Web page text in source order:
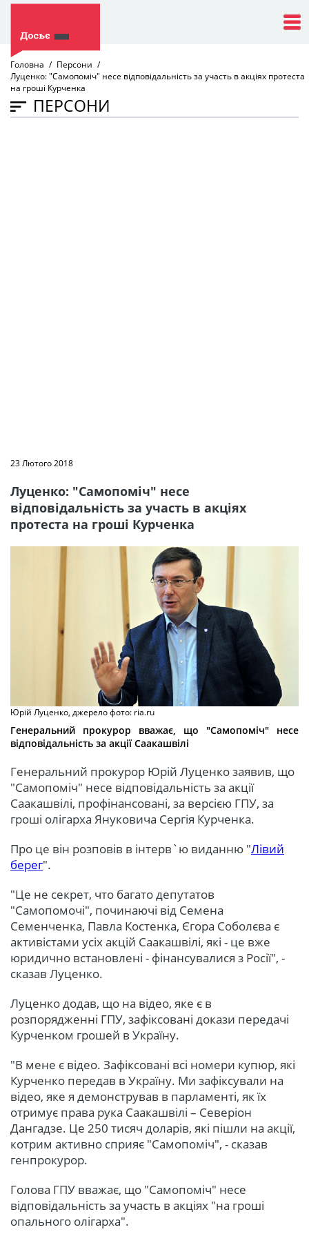
Головна
Персони
Луценко: "Самопоміч" несе відповідальність за участь в акціях протеста
на гроші Курченка
ПЕРСОНИ
23 Лютого 2018
Луценко: "Самопоміч" несе
відповідальність за участь в акціях
протеста на гроші Курченка
Юрій Луценко, джерело фото: ria.ru
Генеральний прокурор вважає, що "Самопоміч" несе
відповідальність за акції Саакашвілі
Генеральний прокурор Юрій Луценко заявив, що
"Самопоміч" несе відповідальність за акції
Саакашвілі, профінансовані, за версією ГПУ, за
гроші олігарха Януковича Сергія Курченка.
Про це він розповів в інтерв`ю виданню "Лівий
берег".
"Це не секрет, что багато депутатов
"Самопомочі", починаючі від Семена
Семенченка, Павла Костенка, Єгора Соболєва є
активістами усіх акцій Саакашвілі, які - це вже
юридично встановлені - фінансувалися з Росії", -
сказав Луценко.
Луценко додав, що на відео, яке є в
розпорядженні ГПУ, зафіксовані докази передачі
Курченком грошей в Україну.
"В мене є відео. Зафіксовані всі номери купюр, які
Курченко передав в Україну. Ми зафіксували на
відео, яке я демонстрував в парламенті, як їх
отримує права рука Саакашвілі – Северіон
Дангадзе. Це 250 тисяч доларів, які пішли на акції,
котрим активно сприяє "Самопоміч", - сказав
генпрокурор.
Голова ГПУ вважає, що "Самопоміч" несе
відповідальність за участь в акціях "на гроші
опального олігарха".